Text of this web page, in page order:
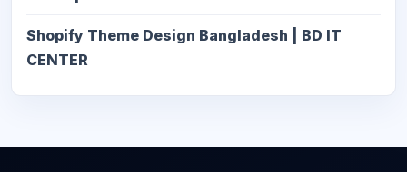
Shopify Theme Design Bangladesh | BD IT
CENTER